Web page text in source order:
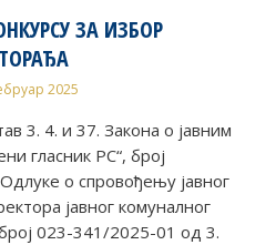
ЗА ИЗБОР
2025
3. 4. и 37. Закона о јавним
гласник РС“, број
о спровођењу јавног
јавног комуналног
023-341/2025-01 од 3.